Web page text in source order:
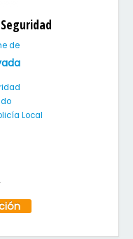
de
Local